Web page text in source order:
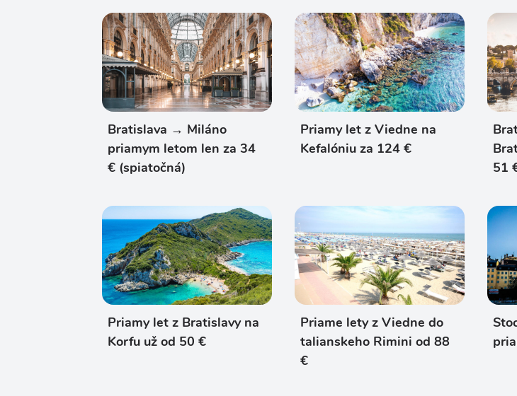
Bratislava → Miláno
priamym letom len za 34
€ (spiatočná)
Priamy let z Viedne na
Kefalóniu za 124 €
51
Priamy let z Bratislavy na
Korfu už od 50 €
Priame lety z Viedne do
talianskeho Rimini od 88
€